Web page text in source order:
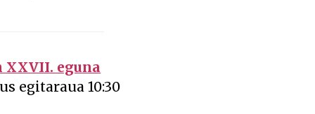
XXVII. eguna
egitaraua 10:30